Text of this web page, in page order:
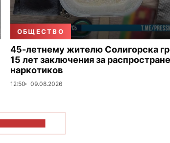
ОБЩЕСТВО
45-летнему жителю Солигорска
15 лет заключения за
наркотиков
12:50 09.08.2026